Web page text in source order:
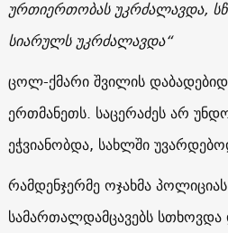
ურთიერთობას უკრძალავდა,
სიარულს უკრძალავდა“
ცოლ-ქმარი შვილის
ერთმანეთს. საცერაძეს არ
ეჭვიანობდა, სახლში
რამდენჯერმე ოჯახმა
სამართალდამცავებს სთხოვდა